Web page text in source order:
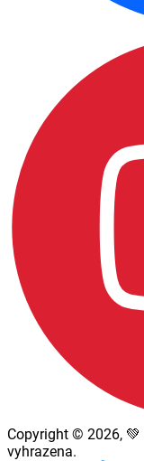
Copyright © 2026, 💚
vyhrazena.